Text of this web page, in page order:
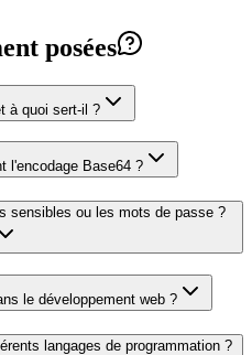
posées
à quoi sert-il ?
l'encodage Base64 ?
sensibles ou les mots de passe ?
le développement web ?
langages de programmation ?